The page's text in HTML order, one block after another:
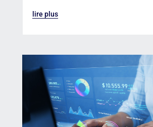
lire plus